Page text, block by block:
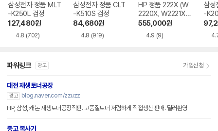
삼성전자 정품 MLT
-K250L 검정
127,480원
4.8 (702)
삼성전자 정품 CLT
-K510S 검정
84,680원
4.8 (919)
HP 정품 222X (W
2220X, W2221X,
W2222X, W2223
X) 4색 세트
555,000원
4.9 (9)
삼성
-
파워링크 광고 가입신청
대전 재생토너공장
광고
blog.naver.com/zzuzz
HP, 삼성, 캐논 재생토너공장직판. 고품질토너 저렴하게 직접생산 판매. 딜러환영
중고 복사기